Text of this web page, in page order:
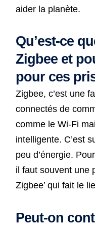
aider la planète.
Qu’est-ce
Zigbee et
pour ces
Zigbee, c’est une
connectés de
comme le Wi-Fi
intelligente. C’est
peu d’énergie.
il faut souvent une
Zigbee’ qui fait le
Peut-on